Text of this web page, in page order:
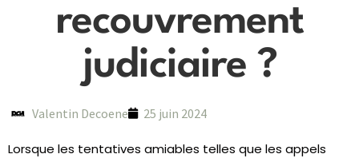
recouvrement
judiciaire ?
Valentin Decoene 25 juin 2024
Lorsque les tentatives amiables telles que les appels